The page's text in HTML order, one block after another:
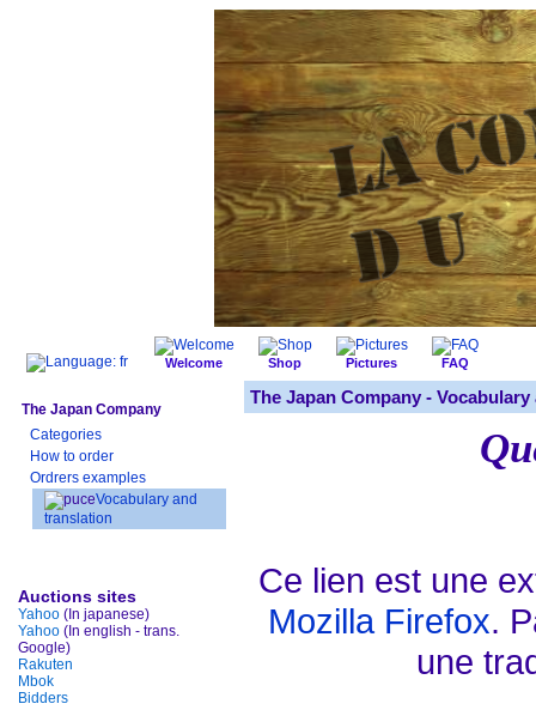
Welcome Shop Pictures FAQ
The Japan Company
Categories
How to order
Ordrers examples
Vocabulary and
translation
Auctions sites
Yahoo (In japanese)
Yahoo (In english - trans.
Google)
Rakuten
Mbok
Bidders
The Japan Company -
Ce lien est une
Mozilla Firefox.
une